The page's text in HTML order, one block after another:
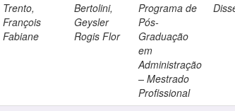
Trento,
François
Fabiane
Bertolini,
Geysler
Rogis Flor
Programa de
Pós-
Graduação
em
Administração
– Mestrado
Profissional